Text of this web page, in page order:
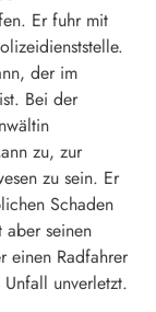
Er fuhr mit
der im
Bei der
zu, zur
zu sein. Er
Schaden
aber seinen
einen Radfahrer
unverletzt.